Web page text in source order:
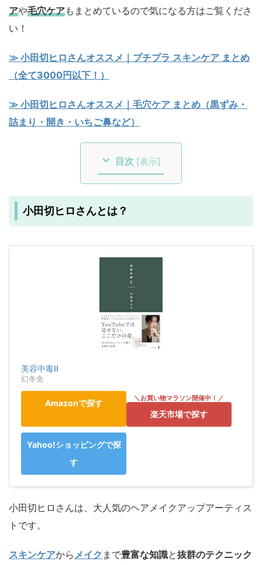
アや毛穴ケアもまとめているので気になる方はご覧くださ
い！
≫ 小田切ヒロさんオススメ｜プチプラ スキンケア まとめ
（全て3000円以下！）
≫ 小田切ヒロさんオススメ｜毛穴ケア まとめ（黒ずみ・
詰まり・開き・いちご鼻など）
目次 [表示]
小田切ヒロさんとは？
美容中毒Ⅱ
幻冬舎
Amazonで探す
楽天市場で探す
Yahoo!ショッピングで探
す
小田切ヒロさんは、大人気のヘアメイクアップアーティス
トです。
スキンケアから メイク まで豊富な知識と抜群のテクニック